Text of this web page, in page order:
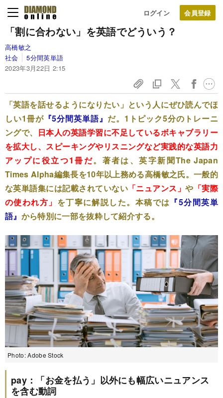
ログイン
「割に合わない」を英語でどういう？
高橋敏之
社会
5分間英単語
2023年3月22日 2:15
「英語を話せるようになりたい」という人にぜひ読んでほ
しい1冊が『5分間英単語』 だ。1トピック5分のトレーニ
ングで、 日本人の英語学習に不足しているボキャブラリー
を拡大し、スピーキングやリスニングなど実践的な英語力
アップに役立つ1冊だ。著者は、英字新聞The Japan
Times Alpha編集長を10年以上務める高橋敏之氏。一般的
な英単語集には記載されていない「ニュアンス」や 「実際
の使われ方」 を丁寧に解説した。本稿では 『5分間英単
語』 から特別に一部を抜粋して紹介する。
Photo: Adobe Stock
pay：「お金を払う」以外にも幅広いニュアンス
を含む動詞